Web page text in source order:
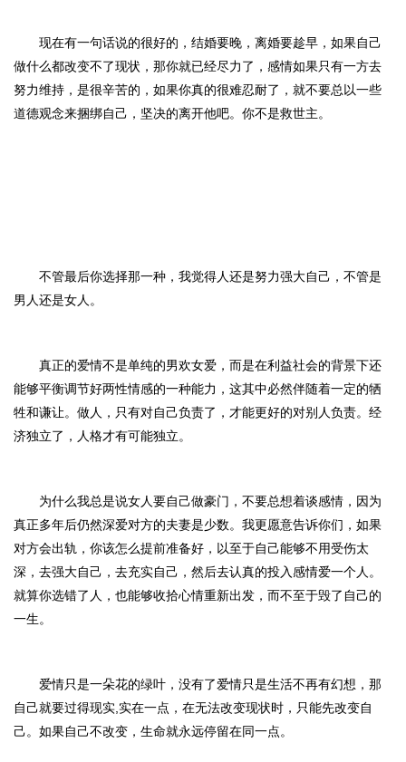
现在有一句话说的很好的， 结婚要晚，离婚要趁早 ，如果自己
做什么都改变不了现状，那你就已经尽力了，感情如果只有一方去
努力维持，是很辛苦的，如果你真的很难忍耐了，就不要总以一些
道德观念来捆绑自己，坚决的离开他吧。你不是救世主。
不管最后你选择那一种，我觉得人还是努力强大自己，不管是
男人还是女人。
真正的爱情不是单纯的男欢女爱，而是在利益社会的背景下还
能够平衡调节好两性情感的一种能力，这其中必然伴随着一定的牺
牲和谦让。 做人，只有对自己负责了，才能更好的对别人负责。经
济独立了，人格才有可能独立。
为什么我总是说女人要自己做豪门，不要总想着谈感情 ，因为
真正多年后仍然深爱对方的夫妻是少数。我更愿意告诉你们，如果
对方会出轨，你该怎么提前准备好，以至于自己能够不用受伤太
深 ， 去强大自己，去充实自己，然后去认真的投入感情爱一个人。
就算你选错了人，也能够收拾心情重新出发，而不至于毁了自己的
一生。
爱情只是一朵花的绿叶，没有了爱情只是生活不再有幻想，那
自己就要过得现实 ,实在一点， 在无法改变现状时，只能先改变自
己。如果自己不改变，生命就永远停留在同一点。